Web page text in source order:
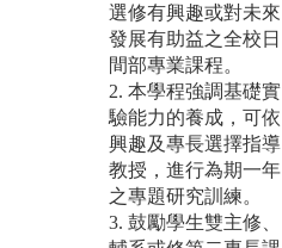
選修有興趣或對未來
發展有助益之全校日
間部專業課程。
2. 本學程強調基礎實
驗能力的養成，可依
興趣及專長選擇指導
教授，進行為期一年
之專題研究訓練。
3. 鼓勵學生雙主修、